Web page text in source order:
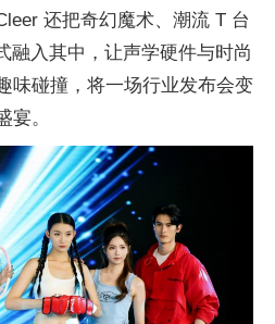
还把奇幻魔术、潮流 T 台
融入其中，让声学硬件与时尚
味碰撞，将一场行业发布会变
宴。